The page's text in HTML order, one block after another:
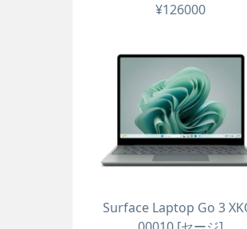
¥126000
Surface Laptop Go 3